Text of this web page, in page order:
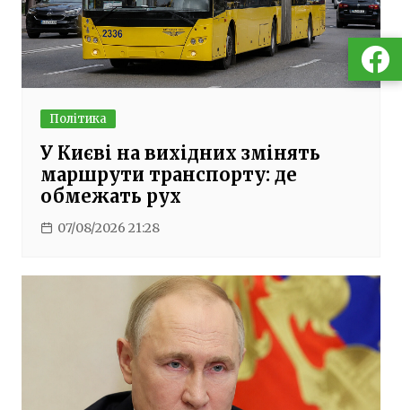
Політика
У Києві на вихідних змінять
маршрути транспорту: де
обмежать рух
07/08/2026 21:28